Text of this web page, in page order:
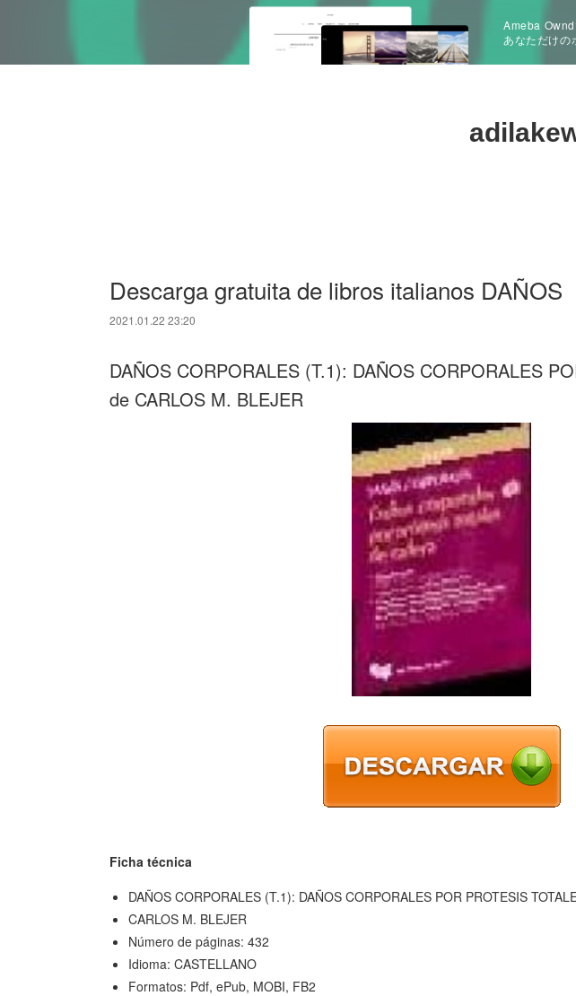
Ameba
あなただけの
Descarga gratuita de libros italianos DAÑOS
2021.01.22 23:20
DAÑOS CORPORALES (T.1): DAÑOS CORPORALES
de CARLOS M. BLEJER
Ficha técnica
DAÑOS CORPORALES (T.1): DAÑOS CORPORALES POR PROTESIS
CARLOS M. BLEJER
Número de páginas: 432
Idioma: CASTELLANO
Formatos: Pdf, ePub, MOBI, FB2